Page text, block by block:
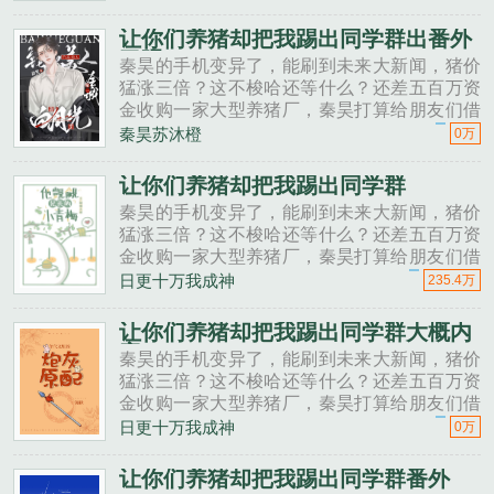
秦昊二狗子，借500万买点......
让你们养猪却把我踢出同学群出番外
了吗
秦昊的手机变异了，能刷到未来大新闻，猪价
猛涨三倍？这不梭哈还等什么？还差五百万资
金收购一家大型养猪厂，秦昊打算给朋友们借
一点。秦昊老班长啊，我想回家养猪，要不要
秦昊二狗子，借500万买点......
秦昊苏沐橙 0万
让你们养猪却把我踢出同学群
秦昊的手机变异了，能刷到未来大新闻，猪价
猛涨三倍？这不梭哈还等什么？还差五百万资
金收购一家大型养猪厂，秦昊打算给朋友们借
一点。秦昊老班长啊，我想回家养猪，要不要
秦昊二狗子，借500万买点......
日更十万我成神 235.4万
让你们养猪却把我踢出同学群大概内
容
秦昊的手机变异了，能刷到未来大新闻，猪价
猛涨三倍？这不梭哈还等什么？还差五百万资
金收购一家大型养猪厂，秦昊打算给朋友们借
一点。秦昊老班长啊，我想回家养猪，要不要
秦昊二狗子，借500万买点......
日更十万我成神 0万
让你们养猪却把我踢出同学群番外